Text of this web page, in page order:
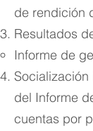
de rendición
Resultados
Informe de
del Informe
cuentas por